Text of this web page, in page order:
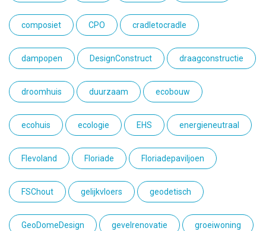
composiet CPO cradletocradle
dampopen DesignConstruct draagconstructie
droomhuis duurzaam ecobouw
ecohuis ecologie EHS energieneutraal
Flevoland Floriade Floriadepaviljoen
FSChout gelijkvloers geodetisch
GeoDomeDesign gevelrenovatie groeiwoning